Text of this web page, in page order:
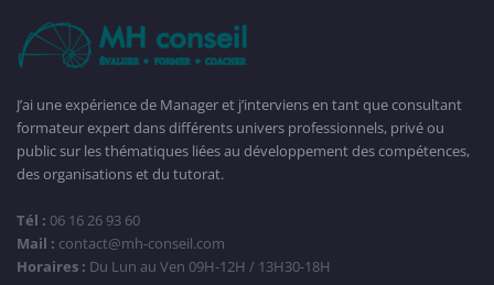
J’ai une expérience de Manager et j’interviens en tant que consultant
formateur expert dans différents univers professionnels, privé ou
public sur les thématiques liées au développement des compétences,
des organisations et du tutorat.
Tél : 06 16 26 93 60
Mail : contact@mh-conseil.com
Horaires : Du Lun au Ven 09H-12H / 13H30-18H